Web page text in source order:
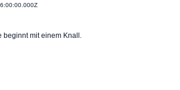
beginnt mit einem Knall.